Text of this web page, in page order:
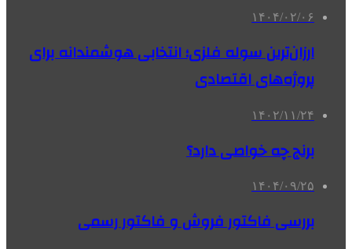
۱۴۰۴/۰۲/۰۶
ارزان‌ترین سوله فلزی؛ انتخابی هوشمندانه برای
پروژه‌های اقتصادی
۱۴۰۲/۱۱/۲۴
برنج چه خواصی دارد؟
۱۴۰۴/۰۹/۲۵
بررسی فاکتور فروش و فاکتور رسمی